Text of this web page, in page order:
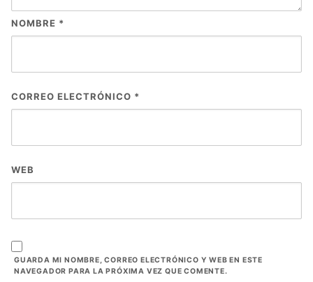
NOMBRE *
CORREO ELECTRÓNICO *
WEB
GUARDA MI NOMBRE, CORREO ELECTRÓNICO Y WEB EN ESTE
NAVEGADOR PARA LA PRÓXIMA VEZ QUE COMENTE.